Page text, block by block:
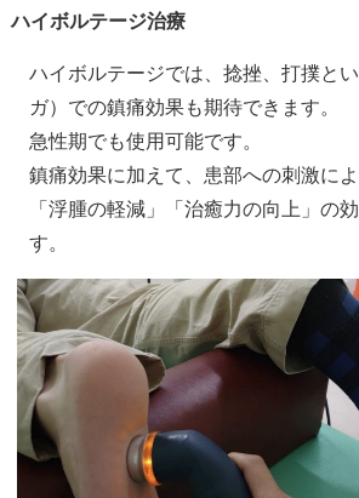
ハイボルテージ治療
ハイボルテージでは、捻挫、打撲と
ガ）での鎮痛効果も期待できます。
急性期でも使用可能です。
鎮痛効果に加えて、患部への刺激に
「浮腫の軽減」「治癒力の向上」の
す。